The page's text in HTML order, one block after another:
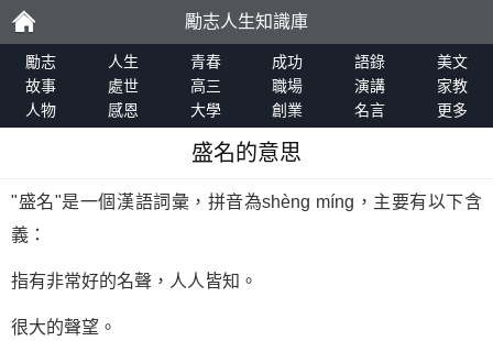
勵
志
勵志人生知識庫
勵志 人生 青春 成功 語錄
美文
故事
處世 高三 職場 演講
家教
人物
感恩 大學 創業 名言 更多
盛名的意思
"盛名"是一個漢語詞彙，拼音為shèng míng，主要有以下含
義：
指有非常好的名聲，人人皆知。
很大的聲望。